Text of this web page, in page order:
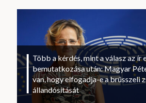
Több a kérdés, mint a válasz az ír
bemutatkozása után: Magyar
van, hogy elfogadja-e a brüsszeli
állandósítását